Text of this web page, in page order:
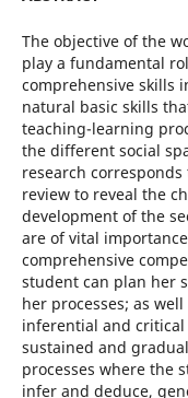
The objective of the
play a fundamental
comprehensive skills
natural basic skills
teaching-learning
the different social
research
review to reveal the
development of the
are of vital
comprehensive
student can plan her
her processes; as
inferential and
sustained and
processes where the
infer and deduce,